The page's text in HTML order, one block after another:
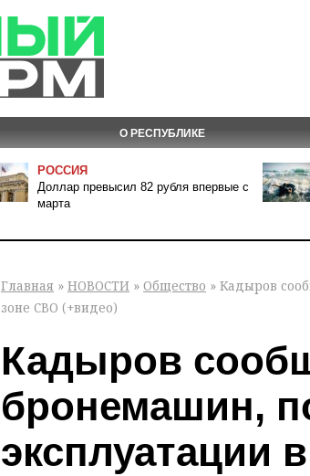
О РЕСПУБЛИКЕ
РОССИЯ
Доллар превысил 82 рубля впервые с
марта
Главная » НОВОСТИ » Общество » Кадыров
зоне СВО (+видео)
Кадыров
бронемашин,
эксплуатации